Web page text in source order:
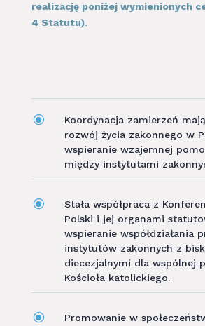
realizację poniżej wymienionych
4 Statutu).
\
Koordynacja zamierzeń
rozwój życia zakonnego w
wspieranie wzajemnej
między instytutami
\
Stała współpraca z
Polski i jej organami
wspieranie współdziałania
instytutów zakonnych z
diecezjalnymi dla wspólnej
Kościoła katolickiego.
\
Promowanie w